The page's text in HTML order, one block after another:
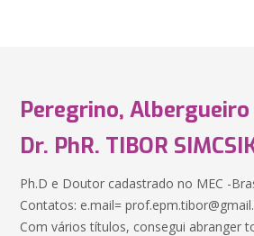
Peregrino,
Dr. PhR. TIBOR
Ph.D e Doutor cadastrado no MEC -
Contatos: e.mail=
Com vários títulos, consegui abranger